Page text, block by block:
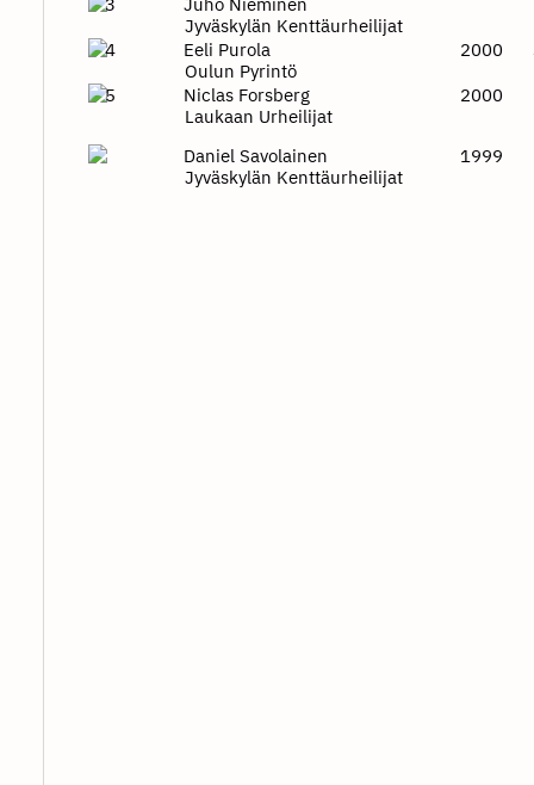
Jyväskylän Kenttäurheilijat
4
Eeli Purola
Oulun Pyrintö
2000
5
Niclas Forsberg
Laukaan Urheilijat
2000
Daniel Savolainen
Jyväskylän Kenttäurheilijat
1999